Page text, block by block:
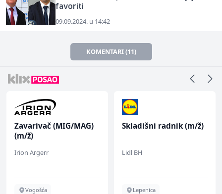
favoriti
09.09.2024. u 14:42
KOMENTARI (11)
Zavarivač (MIG/MAG)
(m/ž)
Irion Argerr
Vogošća
Skladišni radnik (m/ž)
Lidl BH
Lepenica